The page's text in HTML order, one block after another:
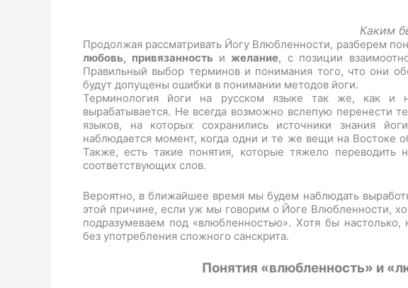
Каким
Продолжая рассматривать Йогу Влюбленности, разберем
любовь, привязанность и желание, с позиции
Правильный выбор терминов и понимания того, что они
будут допущены ошибки в понимании методов йоги.
Терминология йоги на русском языке так же, как и
вырабатывается. Не всегда возможно вслепую перенести
языков, на которых сохранились источники знания
наблюдается момент, когда одни и те же вещи на Востоке
Также, есть такие понятия, которые тяжело
соответствующих слов.
Вероятно, в ближайшее время мы будем наблюдать
этой причине, если уж мы говорим о Йоге Влюбленности,
подразумеваем под «влюбленностью». Хотя бы
без употребления сложного санскрита.
Понятия «влюбленность» и